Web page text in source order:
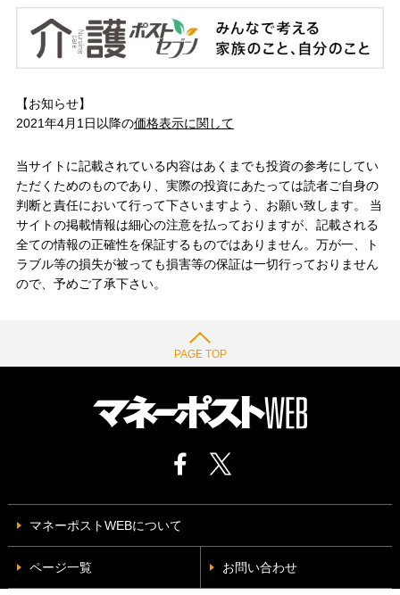
【お知らせ】
2021年4月1日以降の価格表示に関して
当サイトに記載されている内容はあくまでも投資の参考にしてい
ただくためのものであり、実際の投資にあたっては読者ご自身の
判断と責任において行って下さいますよう、お願い致します。 当
サイトの掲載情報は細心の注意を払っておりますが、記載される
全ての情報の正確性を保証するものではありません。万が一、ト
ラブル等の損失が被っても損害等の保証は一切行っておりません
ので、予めご了承下さい。
PAGE TOP
マネーポストWEBについて
ページ一覧 お問い合わせ